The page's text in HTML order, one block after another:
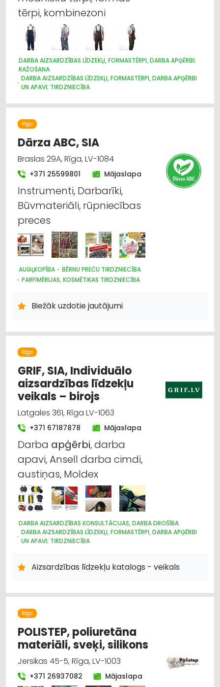
tērpi, kombinezoni
DARBA AIZSARDZĪBAS LĪDZEKĻI, FORMASTĒRPI, DARBA APĢĒRBI;
RAŽOŠANA
DARBA AIZSARDZĪBAS LĪDZEKĻI, FORMASTĒRPI, DARBA APĢĒRBI
UN APAVI; TIRDZNIECĪBA
VAIRUMTIRDZNIECĪBA
Rīga
Dārza ABC, SIA
Braslas 29A, Rīga, LV-1084
+371 25599801 Mājaslapa
Instrumenti, Darbarīki,
Būvmateriāli, rūpniecības
preces
AUGĻKOPĪBA
BĒRNU PREČU TIRDZNIECĪBA
PARFIMĒRIJAS, KOSMĒTIKAS TIRDZNIECĪBA
HIGIĒNAS PRECES
ZOOPRECES, DZĪVNIEKU KOPŠANA UN APRŪPE
HOBIJA PRECES
SĒKLAS UN STĀDI
DĀRZA TEHNIKA UN INVENTĀRS
Biežāk uzdotie jautājumi
Rīga
GRIF, SIA, Individuālo
aizsardzības līdzekļu
veikals – birojs
Latgales 361, Rīga LV-1063
+371 67187878 Mājaslapa
Darba apģērbi, darba
apavi, Ansell darba cimdi,
austiņas, Moldex
DARBA AIZSARDZĪBAS KONSULTĀCIJAS, DARBA DROŠĪBA
DARBA AIZSARDZĪBAS LĪDZEKĻI, FORMASTĒRPI, DARBA APĢĒRBI
UN APAVI; TIRDZNIECĪBA
DARBA AIZSARDZĪBAS LĪDZEKĻI, FORMASTĒRPI, DARBA APĢĒRBI;
Aizsardzības līdzekļu katalogs - veikals
Rīga
POLISTEP, poliuretāna
materiāli, sveķi, silikons
Jersikas 45-5, Rīga, LV-1003
+371 26937082 Mājaslapa